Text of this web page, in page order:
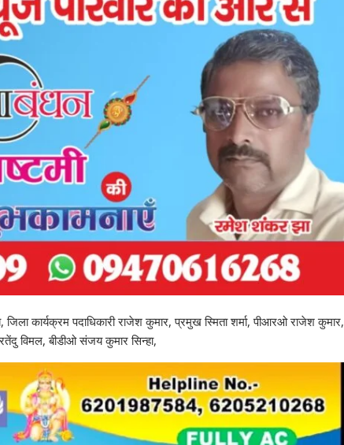
कार्यक्रम पदाधिकारी राजेश कुमार, प्रमुख स्मिता शर्मा, पीआरओ राजेश कुमार,
विमल, बीडीओ संजय कुमार सिन्हा,